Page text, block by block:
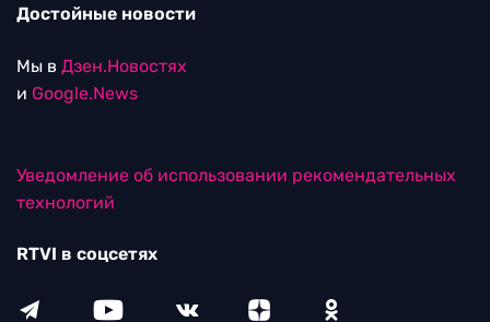
Достойные новости
Мы в Дзен.Новостях
и Google.News
Уведомление об использовании рекомендательных
технологий
RTVI в соцсетях